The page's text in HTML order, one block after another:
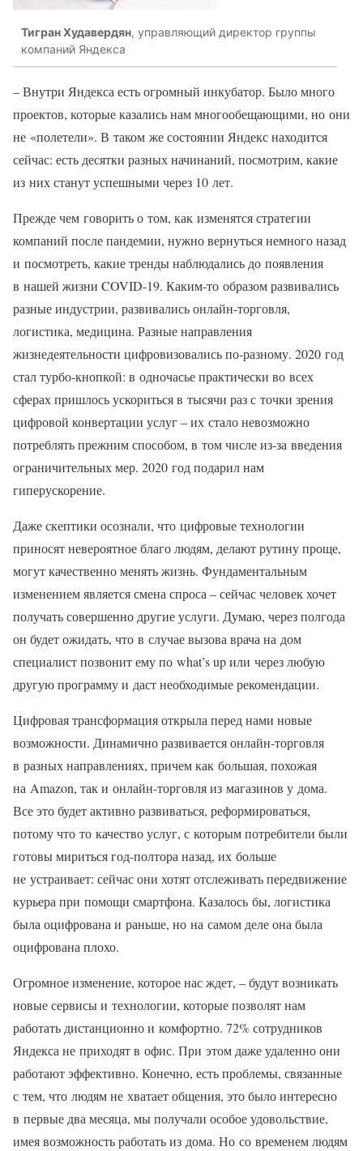
Тигран Худавердян, управляющий директор группы
компаний Яндекса
– Внутри Яндекса есть огромный инкубатор. Было много
проектов, которые казались нам многообещающими, но они
не «полетели». В таком же состоянии Яндекс находится
сейчас: есть десятки разных начинаний, посмотрим, какие
из них станут успешными через 10 лет.
Прежде чем говорить о том, как изменятся стратегии
компаний после пандемии, нужно вернуться немного назад
и посмотреть, какие тренды наблюдались до появления
в нашей жизни COVID-19. Каким‑то образом развивались
разные индустрии, развивались онлайн-торговля,
логистика, медицина. Разные направления
жизнедеятельности цифровизовались по‑разному. 2020 год
стал турбо-кнопкой: в одночасье практически во всех
сферах пришлось ускориться в тысячи раз с точки зрения
цифровой конвертации услуг – их стало невозможно
потреблять прежним способом, в том числе из‑за введения
ограничительных мер. 2020 год подарил нам
гиперускорение.
Даже скептики осознали, что цифровые технологии
приносят невероятное благо людям, делают рутину проще,
могут качественно менять жизнь. Фундаментальным
изменением является смена спроса – сейчас человек хочет
получать совершенно другие услуги. Думаю, через полгода
он будет ожидать, что в случае вызова врача на дом
специалист позвонит ему по what’s up или через любую
другую программу и даст необходимые рекомендации.
Цифровая трансформация открыла перед нами новые
возможности. Динамично развивается онлайн-торговля
в разных направлениях, причем как большая, похожая
на Amazon, так и онлайн-торговля из магазинов у дома.
Все это будет активно развиваться, реформироваться,
потому что то качество услуг, с которым потребители были
готовы мириться год-полтора назад, их больше
не устраивает: сейчас они хотят отслеживать передвижение
курьера при помощи смартфона. Казалось бы, логистика
была оцифрована и раньше, но на самом деле она была
оцифрована плохо.
Огромное изменение, которое нас ждет, – будут возникать
новые сервисы и технологии, которые позволят нам
работать дистанционно и комфортно. 72% сотрудников
Яндекса не приходят в офис. При этом даже удаленно они
работают эффективно. Конечно, есть проблемы, связанные
с тем, что людям не хватает общения, это было интересно
в первые два месяца, мы получали особое удовольствие,
имея возможность работать из дома. Но со временем людям